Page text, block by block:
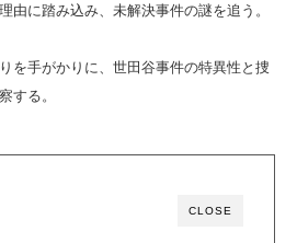
由に踏み込み、未解決事件の謎を追う。
を手がかりに、世田谷事件の特異性と捜
する。
CLOSE